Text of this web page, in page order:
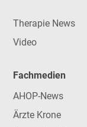
Therapie News
Video
Fachmedien
AHOP-News
Ärzte Krone